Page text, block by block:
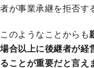
者が事業承継を拒否す
このようなことからも
場合以上に後継者が経
ることが重要だと言え